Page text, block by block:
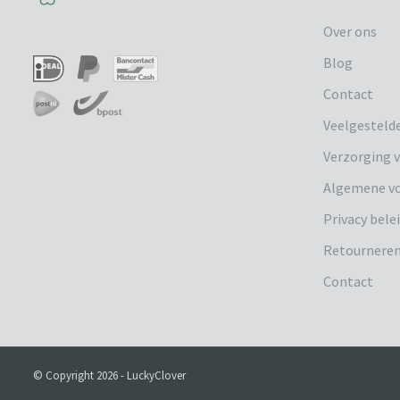
Over ons
Blog
Contact
Verzorging
Algemene
Privacy
Retourneren
Contact
© Copyright 2026 - LuckyClover